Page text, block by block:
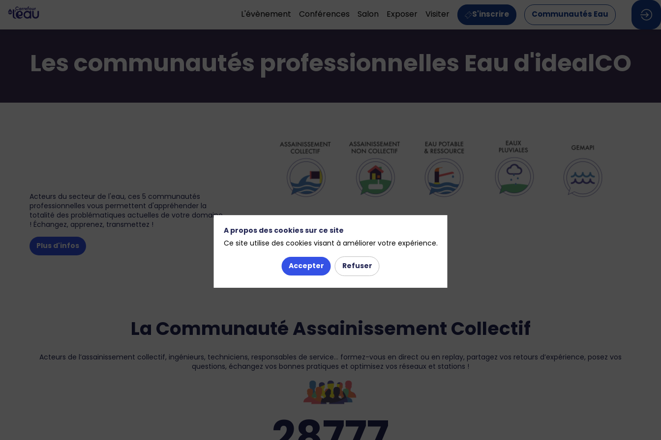
L'évènement Conférences Salon Exposer Visiter S'inscrire Communautés Eau
Les communautés professionnelles Eau d'idealCO
Acteurs du secteur de l'eau, ces 5 communautés
professionnelles vous permettent d'appréhender la
totalité des problématiques actuelles de votre domaine
! Échangez, apprenez, transmettez !
Plus d'infos
La Communauté Assainissement Collectif
Acteurs de l’assainissement collectif, ingénieurs, techniciens, responsables de service… formez-vous en direct ou en replay, partagez vos retours d’expérience, posez vos
questions, échangez vos bonnes pratiques et optimisez vos réseaux et stations !
A propos des cookies sur ce site
Ce site utilise des cookies visant à améliorer votre expérience.
Accepter Refuser